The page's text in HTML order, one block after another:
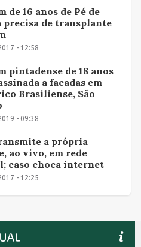
de 16 anos de Pé de
precisa de transplante
- 12:58
pintadense de 18 anos
a facadas em
Brasiliense, São
- 09:38
a própria
ao vivo, em rede
caso choca internet
- 12:25